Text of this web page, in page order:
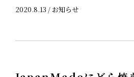
2020.8.13 /お知らせ